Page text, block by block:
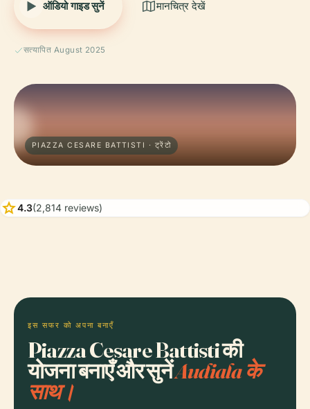
ऑडियो गाइड सुनें मानचित्र देखें
सत्यापित August 2025
PIAZZA CESARE BATTISTI · ट्रेंटो
star4.3(2,814 reviews)
इस सफर को अपना बनाएँ
Piazza Cesare Battisti की
योजना बनाएँ और सुनेंAudiala के
साथ।